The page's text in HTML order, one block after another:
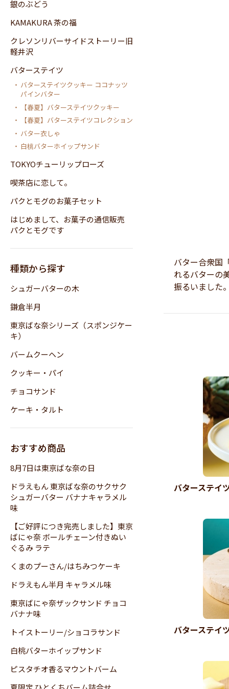
銀のぶどう
KAMAKURA 茶の福
クレソンリバーサイドストーリー旧
軽井沢
バターステイツ
バターステイツクッキー ココナッツ
パインバター
【春夏】バターステイツクッキー
【春夏】バターステイツコレクション
バター衣しゃ
白桃バターホイップサンド
TOKYOチューリップローズ
喫茶店に恋して。
パクとモグのお菓子セット
はじめまして、お菓子の通信販売
パクとモグです
種類から探す
シュガーバターの木
鎌倉半月
東京ばな奈シリーズ（スポンジケー
キ）
バームクーヘン
クッキー・パイ
チョコサンド
ケーキ・タルト
おすすめ商品
8月7日は東京ばな奈の日
ドラえもん 東京ばな奈のサクサク
シュガーバター バナナキャラメル
味
【ご好評につき完売しました】東京
ばにゃ奈 ボールチェーン付きぬい
ぐるみ ラテ
くまのプーさん/はちみつケーキ
ドラえもん半月 キャラメル味
東京ばにゃ奈ザックサンド チョコ
バナナ味
トイストーリー/ショコラサンド
白桃バターホイップサンド
ピスタチオ香るマウントバーム
バター合衆国
れるバターの
振るいました
バターステイ
バターステイ